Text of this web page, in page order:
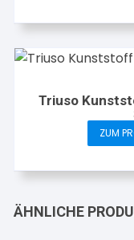
Triuso
ZUM
ÄHNLICHE